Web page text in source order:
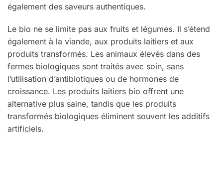
également des saveurs authentiques.
Le bio ne se limite pas aux fruits et légumes. Il s’étend
également à la viande, aux produits laitiers et aux
produits transformés. Les animaux élevés dans des
fermes biologiques sont traités avec soin, sans
l’utilisation d’antibiotiques ou de hormones de
croissance. Les produits laitiers bio offrent une
alternative plus saine, tandis que les produits
transformés biologiques éliminent souvent les additifs
artificiels.